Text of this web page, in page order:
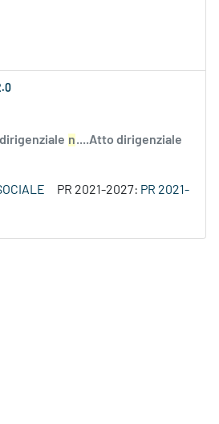
n....Atto dirigenziale
PR 2021-2027: PR 2021-